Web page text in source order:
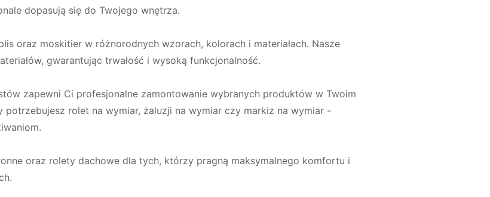
dopasują się do Twojego wnętrza.
oraz moskitier w różnorodnych wzorach, kolorach i materiałach. Nasze
gwarantując trwałość i wysoką funkcjonalność.
zapewni Ci profesjonalne zamontowanie wybranych produktów w Twoim
rolet na wymiar, żaluzji na wymiar czy markiz na wymiar -
oraz rolety dachowe dla tych, którzy pragną maksymalnego komfortu i